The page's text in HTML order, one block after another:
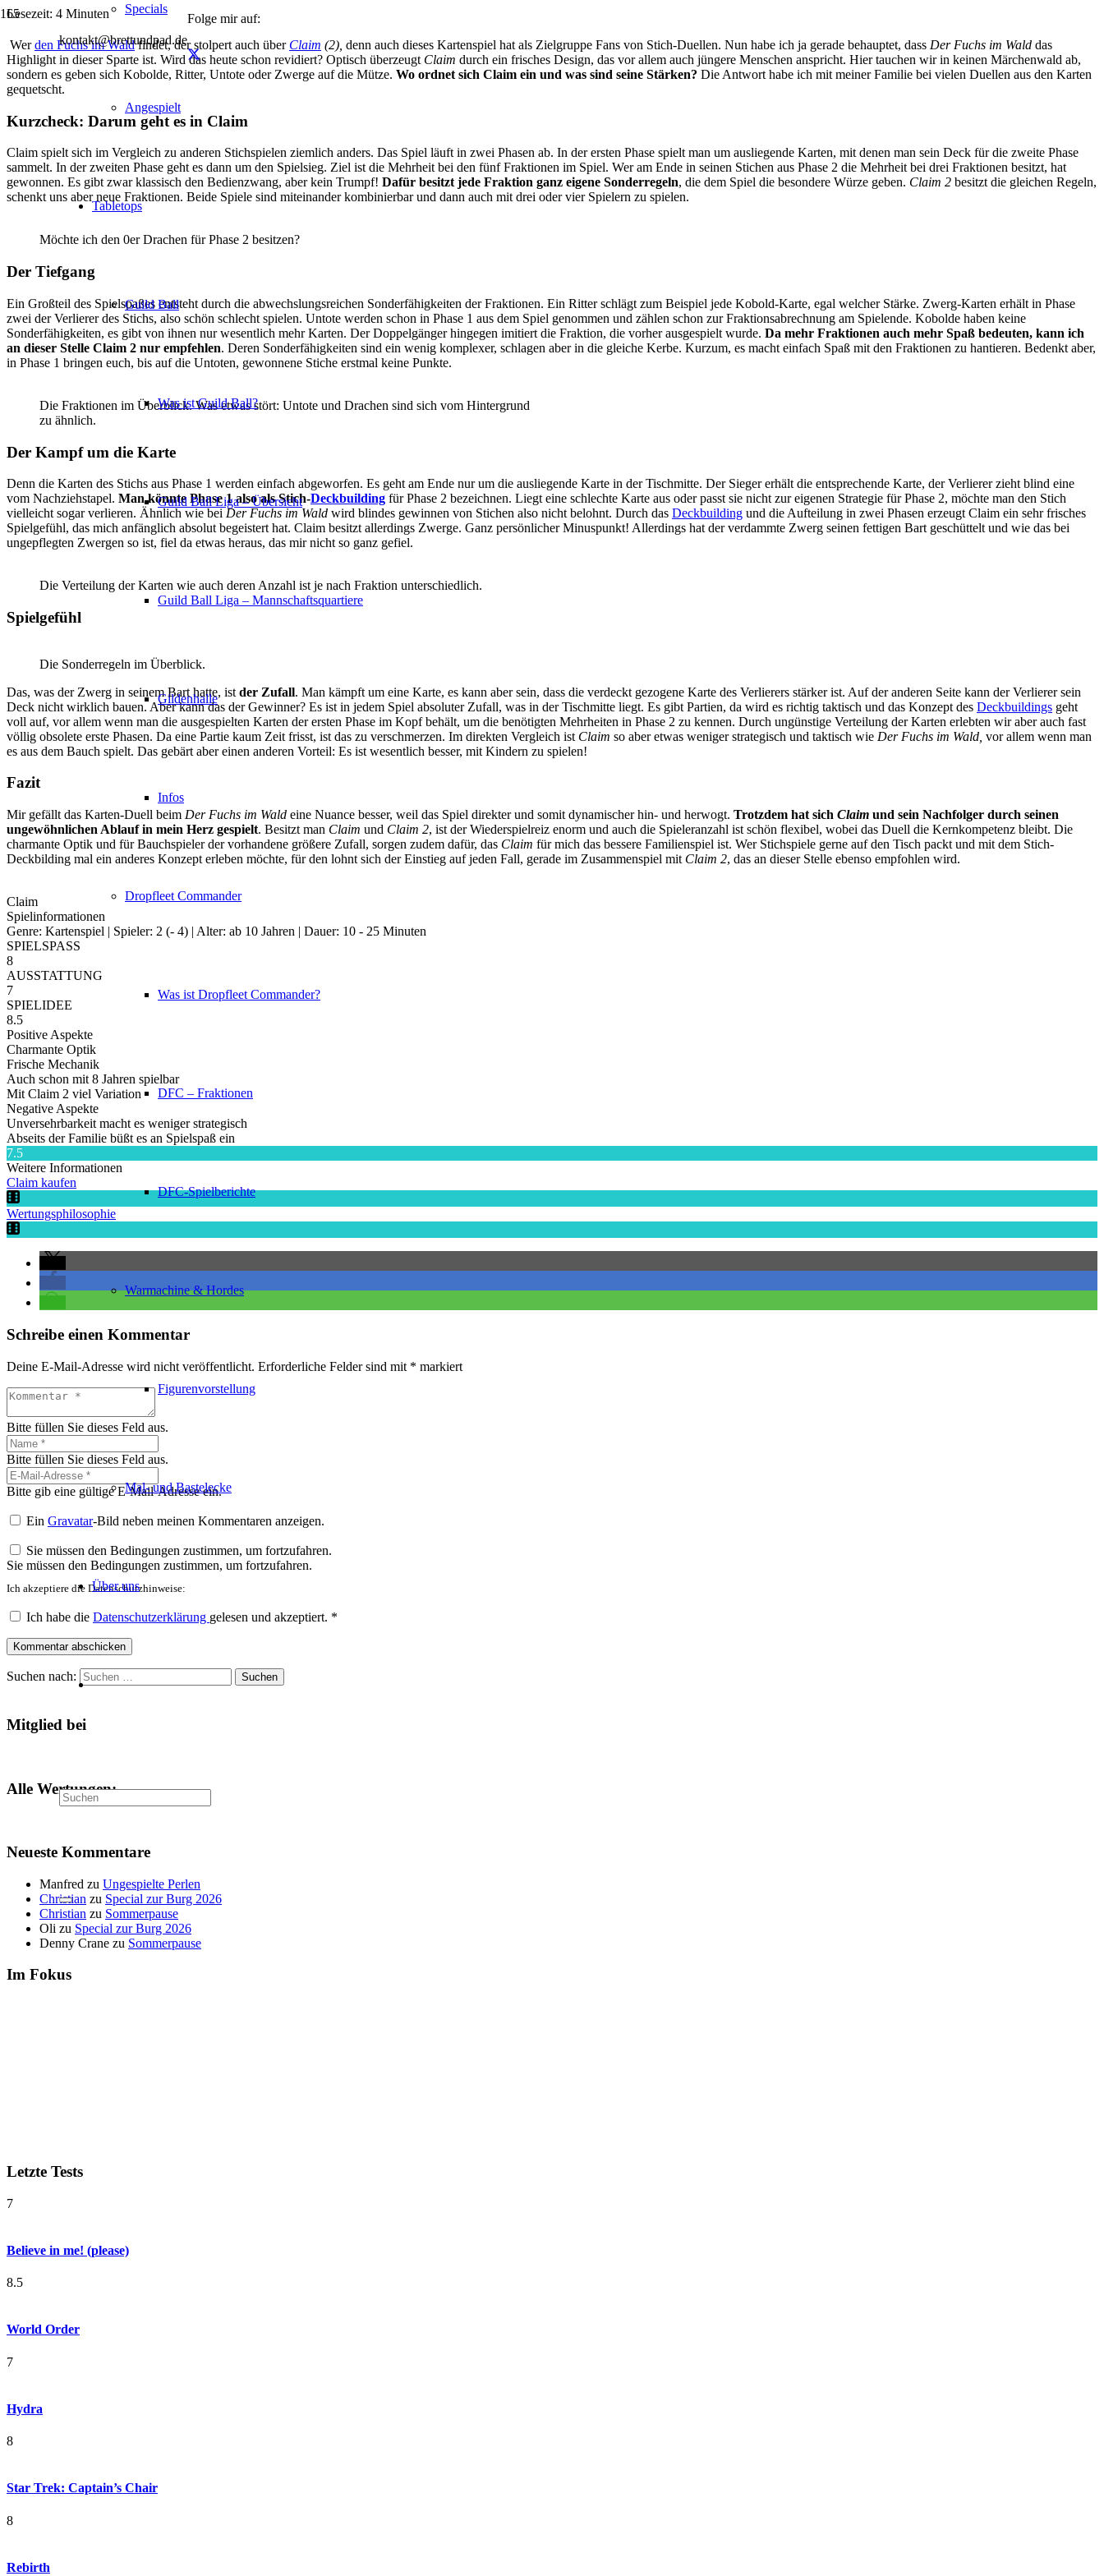
kontakt@brettundpad.de
Folge mir auf:
Specials
Angespielt
Tabletops
Guild Ball
Was ist Guild Ball?
Guild Ball Liga – Übersicht
Guild Ball Liga – Mannschaftsquartiere
Gildenhalle
Infos
Dropfleet Commander
Was ist Dropfleet Commander?
DFC – Fraktionen
DFC-Spielberichte
Warmachine & Hordes
Figurenvorstellung
Mal- und Bastelecke
Über uns
Lesezeit: 4 Minuten
Werden Fuchs im Waldfindet, der stolpert auch über Claim (2) denn auch dieses Kartenspiel hat als Zielgruppe Fans von Stich-Duellen. Nun habe ich ja gerade behauptet, dass Der Fuchs im Wald das
Highlight in dieser Sparte ist. Wird das heute schon revidiert? Optisch überzeugt Claim durch ein frisches Design, das vor allem auch jüngere Menschen anspricht. Hier tauchen wir in keinen Märchenwald ab,
sondern es geben sich Kobolde, Ritter, Untote oder Zwerge auf die Mütze. Wo ordnet sich Claim ein und was sind seine Stärken? Die Antwort habe ich mit meiner Familie bei vielen Duellen aus den Karten
gequetscht.
Kurzcheck: Darum geht es in Claim
Claim spielt sich im Vergleich zu anderen Stichspielen ziemlich anders. Das Spiel läuft in zwei Phasen ab. In der ersten Phase spielt man um ausliegende Karten, mit denen man sein Deck für die zweite Phase
sammelt. In der zweiten Phase geht es dann um den Spielsieg. Ziel ist die Mehrheit bei den fünf Fraktionen im Spiel. Wer am Ende in seinen Stichen aus Phase 2 die Mehrheit bei drei Fraktionen besitzt, hat
gewonnen. Es gibt zwar klassisch den Bedienzwang, aber kein Trumpf! Dafür besitzt jede Fraktion ganz eigene Sonderregeln, die dem Spiel die besondere Würze geben. Claim 2 besitzt die gleichen Regeln,
schenkt uns aber neue Fraktionen. Beide Spiele sind miteinander kombinierbar und dann auch mit drei oder vier Spielern zu spielen.
Möchte ich den 0er Drachen für Phase 2 besitzen?
Der Tiefgang
Ein Großteil des Spielspaßes entsteht durch die abwechslungsreichen Sonderfähigkeiten der Fraktionen. Ein Ritter schlägt zum Beispiel jede Kobold-Karte, egal welcher Stärke. Zwerg-Karten erhält in Phase
zwei der Verlierer des Stichs, also schön schlecht spielen. Untote werden schon in Phase 1 aus dem Spiel genommen und zählen schon zur Fraktionsabrechnung am Spielende. Kobolde haben keine
Sonderfähigkeiten, es gibt von ihnen nur wesentlich mehr Karten. Der Doppelgänger hingegen imitiert die Fraktion, die vorher ausgespielt wurde. Da mehr Fraktionen auch mehr Spaß bedeuten, kann ich
an dieser Stelle Claim 2 nur empfehlen. Deren Sonderfähigkeiten sind ein wenig komplexer, schlagen aber in die gleiche Kerbe. Kurzum, es macht einfach Spaß mit den Fraktionen zu hantieren. Bedenkt aber,
in Phase 1 bringen euch, bis auf die Untoten, gewonnene Stiche erstmal keine Punkte.
Die Fraktionen im Überblick. Was etwas stört: Untote und Drachen sind sich vom Hintergrund
zu ähnlich.
Der Kampf um die Karte
Denn die Karten des Stichs aus Phase 1 werden einfach abgeworfen. Es geht am Ende nur um die ausliegende Karte in der Tischmitte. Der Sieger erhält die entsprechende Karte, der Verlierer zieht blind eine
vom Nachziehstapel. Man könnte Phase 1 also als Stich-Deckbuilding für Phase 2 bezeichnen. Liegt eine schlechte Karte aus oder passt sie nicht zur eigenen Strategie für Phase 2, möchte man den Stich
vielleicht sogar verlieren. Ähnlich wie bei Der Fuchs im Wald wird blindes gewinnen von Stichen also nicht belohnt. Durch das Deckbuilding und die Aufteilung in zwei Phasen erzeugt Claim ein sehr frisches
Spielgefühl, das mich anfänglich absolut begeistert hat. Claim besitzt allerdings Zwerge. Ganz persönlicher Minuspunkt! Allerdings hat der verdammte Zwerg seinen fettigen Bart geschüttelt und wie das bei
ungepflegten Zwergen so ist, fiel da etwas heraus, das mir nicht so ganz gefiel.
Die Verteilung der Karten wie auch deren Anzahl ist je nach Fraktion unterschiedlich.
Spielgefühl
Die Sonderregeln im Überblick.
Das, was der Zwerg in seinem Bart hatte, ist der Zufall. Man kämpft um eine Karte, es kann aber sein, dass die verdeckt gezogene Karte des Verlierers stärker ist. Auf der anderen Seite kann der Verlierer sein
Deck nicht wirklich bauen. Aber kann das der Gewinner? Es ist in jedem Spiel absoluter Zufall, was in der Tischmitte liegt. Es gibt Partien, da wird es richtig taktisch und das Konzept des Deckbuildings geht
voll auf, vor allem wenn man die ausgespielten Karten der ersten Phase im Kopf behält, um die benötigten Mehrheiten in Phase 2 zu kennen. Durch ungünstige Verteilung der Karten erlebten wir aber auch fast
völlig obsolete erste Phasen. Da eine Partie kaum Zeit frisst, ist das zu verschmerzen. Im direkten Vergleich ist Claim so aber etwas weniger strategisch und taktisch wie Der Fuchs im Wald, vor allem wenn man
es aus dem Bauch spielt. Das gebärt aber einen anderen Vorteil: Es ist wesentlich besser, mit Kindern zu spielen!
Fazit
Mir gefällt das Karten-Duell beim Der Fuchs im Wald eine Nuance besser, weil das Spiel direkter und somit dynamischer hin- und herwogt. Trotzdem hat sich Claim und sein Nachfolger durch seinen
ungewöhnlichen Ablauf in mein Herz gespielt. Besitzt man Claim und Claim 2, ist der Wiederspielreiz enorm und auch die Spieleranzahl ist schön flexibel, wobei das Duell die Kernkompetenz bleibt. Die
charmante Optik und für Bauchspieler der vorhandene größere Zufall, sorgen zudem dafür, das Claim für mich das bessere Familienspiel ist. Wer Stichspiele gerne auf den Tisch packt und mit dem Stich-
Deckbilding mal ein anderes Konzept erleben möchte, für den lohnt sich der Einstieg auf jeden Fall, gerade im Zusammenspiel mit Claim 2, das an dieser Stelle ebenso empfohlen wird.
Claim
Spielinformationen
Genre: Kartenspiel | Spieler: 2 (- 4) | Alter: ab 10 Jahren | Dauer: 10 - 25 Minuten
SPIELSPASS
8
AUSSTATTUNG
7
SPIELIDEE
8.5
Positive Aspekte
Charmante Optik
Frische Mechanik
Auch schon mit 8 Jahren spielbar
Mit Claim 2 viel Variation
Negative Aspekte
Unversehrbarkeit macht es weniger strategisch
Abseits der Familie büßt es an Spielspaß ein
7.5
Weitere Informationen
Claim kaufen
Wertungsphilosophie
Schreibe einen Kommentar
Deine E-Mail-Adresse wird nicht veröffentlicht. Erforderliche Felder sind mit * markiert
Bitte füllen Sie dieses Feld aus.
Bitte füllen Sie dieses Feld aus.
Bitte gib eine gültige E-Mail-Adresse ein.
EinGravatar-Bild neben meinen Kommentaren anzeigen.
Sie müssen den Bedingungen zustimmen, um fortzufahren.
Sie müssen den Bedingungen zustimmen, um fortzufahren.
Ich akzeptiere die Datenschutzhinweise:
Ich habe die Datenschutzerklärung gelesen und akzeptiert. *
Kommentar abschicken
Suchen nach:
Mitglied bei
Alle Wertungen:
Neueste Kommentare
Manfred zu Ungespielte Perlen
Christian zu Special zur Burg 2026
Christian zu Sommerpause
Oli zu Special zur Burg 2026
Denny Crane zu Sommerpause
Im Fokus
Letzte Tests
7
Believe in me! (please)
8.5
World Order
7
Hydra
8
Star Trek: Captain’s Chair
8
Rebirth